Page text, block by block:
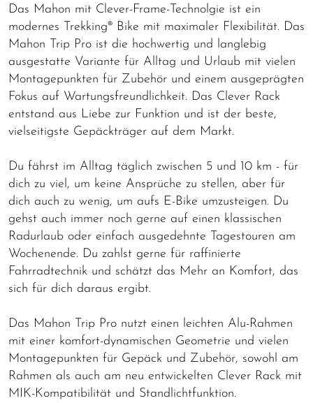
Das Mahon mit Clever-Frame-Technolgie ist ein
modernes Trekking® Bike mit maximaler Flexibilität. Das
Mahon Trip Pro ist die hochwertig und langlebig
ausgestatte Variante für Alltag und Urlaub mit vielen
Montagepunkten für Zubehör und einem ausgeprägten
Fokus auf Wartungsfreundlichkeit. Das Clever Rack
entstand aus Liebe zur Funktion und ist der beste,
vielseitigste Gepäckträger auf dem Markt.
Du fährst im Alltag täglich zwischen 5 und 10 km - für
dich zu viel, um keine Ansprüche zu stellen, aber für
dich auch zu wenig, um aufs E-Bike umzusteigen. Du
gehst auch immer noch gerne auf einen klassischen
Radurlaub oder einfach ausgedehnte Tagestouren am
Wochenende. Du zahlst gerne für raffinierte
Fahrradtechnik und schätzt das Mehr an Komfort, das
sich für dich daraus ergibt.
Das Mahon Trip Pro nutzt einen leichten Alu-Rahmen
mit einer komfort-dynamischen Geometrie und vielen
Montagepunkten für Gepäck und Zubehör, sowohl am
Rahmen als auch am neu entwickelten Clever Rack mit
MIK-Kompatibilität und Standlichtfunktion.